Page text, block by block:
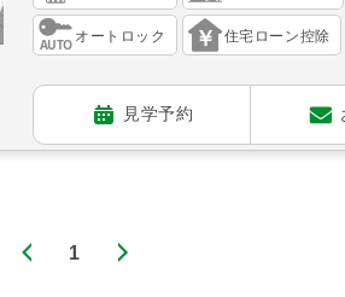
オートロック 住宅ローン控除
見学予約
1